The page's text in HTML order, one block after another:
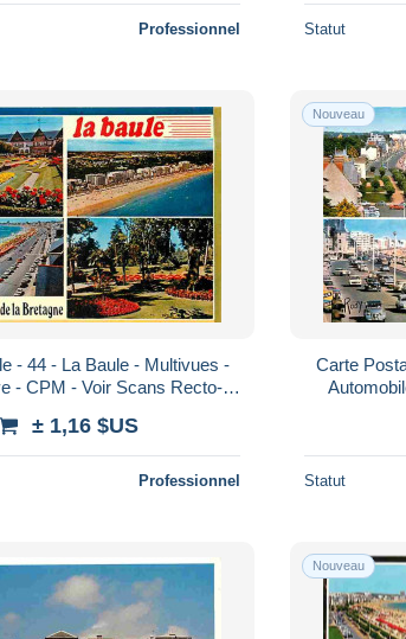
Professionnel Statut
- 44 - La Baule - Multivues -
- CPM - Voir Scans Recto-
± 1,16 $US
Professionnel
Nouveau
Carte
Statut
Nouveau